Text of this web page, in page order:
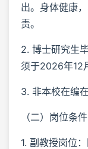
出。身体健康
责。
2. 博士研究生
须于2026年12
3. 非本校在编
（二）岗位条件
1. 副教授岗位